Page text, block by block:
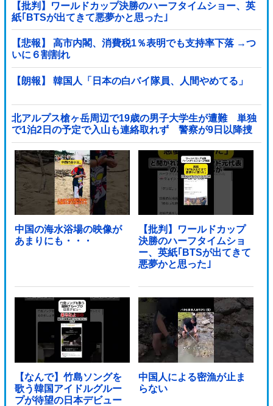
【批判】ワールドカップ決勝のハーフタイムショー、英
紙｢BTSが出てきて悪夢かと思った｣
【悲報】 高市内閣、消費税1％表明でも支持率下落 →つ
いに６割割れ
【朗報】 韓国人「日本の白バイ隊員、人間やめてる」
北アルプス槍ヶ岳周辺で19歳の男子大学生が遭難 単独
で1泊2日の予定で入山も連絡取れず 警察が9日以降捜
索予定他
中国の海水浴場の映像が
あまりにも・・・
【批判】ワールドカップ
決勝のハーフタイムショ
ー、英紙｢BTSが出てきて
悪夢かと思った｣
【なんで】竹島ソングを
歌う韓国アイドルグルー
プが待望の日本デビュー
中国人による密漁が止ま
らない